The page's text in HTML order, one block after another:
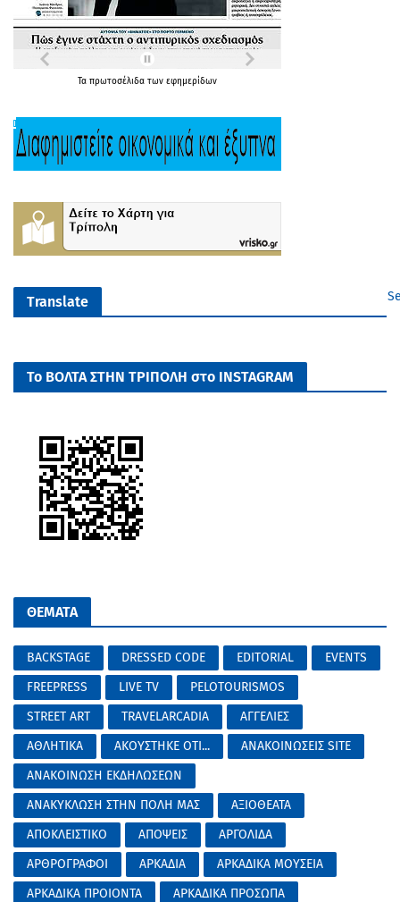
Τα πρωτοσέλιδα των εφημερίδων
Translate
Το ΒΟΛΤΑ ΣΤΗΝ ΤΡΙΠΟΛΗ στο INSTAGRAM
ΘΕΜΑΤΑ
BACKSTAGE DRESSED CODE EDITORIAL
EVENTS
FREEPRESS
LIVE TV
PELOTOURISMOS
STREET ART
TRAVELARCADIA
ΑΓΓΕΛΙΕΣ
ΑΘΛΗΤΙΚΑ
ΑΚΟΥΣΤΗΚΕ ΟΤΙ...
ΑΝΑΚΟΙΝΩΣΕΙΣ SITE
ΑΝΑΚΟΙΝΩΣΗ ΕΚΔΗΛΩΣΕΩΝ
ΑΝΑΚΥΚΛΩΣΗ ΣΤΗΝ ΠΟΛΗ ΜΑΣ
ΑΞΙΟΘΕΑΤΑ
ΑΠΟΚΛΕΙΣΤΙΚΟ
ΑΠΟΨΕΙΣ
ΑΡΓΟΛΙΔΑ
ΑΡΘΡΟΓΡΑΦΟΙ
ΑΡΚΑΔΙΑ
ΑΡΚΑΔΙΚΑ ΜΟΥΣΕΙΑ
ΑΡΚΑΔΙΚΑ ΠΡΟΙΟΝΤΑ
ΑΡΚΑΔΙΚΑ ΠΡΟΣΩΠΑ